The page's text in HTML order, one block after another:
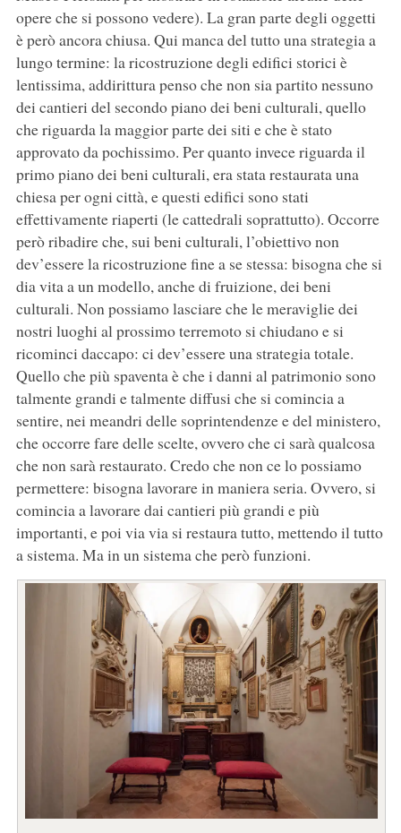
opere che si possono vedere). La gran parte degli oggetti
è però ancora chiusa. Qui manca del tutto una strategia a
lungo termine: la ricostruzione degli edifici storici è
lentissima, addirittura penso che non sia partito nessuno
dei cantieri del secondo piano dei beni culturali, quello
che riguarda la maggior parte dei siti e che è stato
approvato da pochissimo. Per quanto invece riguarda il
primo piano dei beni culturali, era stata restaurata una
chiesa per ogni città, e questi edifici sono stati
effettivamente riaperti (le cattedrali soprattutto). Occorre
però ribadire che, sui beni culturali, l’obiettivo non
dev’essere la ricostruzione fine a se stessa: bisogna che si
dia vita a un modello, anche di fruizione, dei beni
culturali. Non possiamo lasciare che le meraviglie dei
nostri luoghi al prossimo terremoto si chiudano e si
ricominci daccapo: ci dev’essere una strategia totale.
Quello che più spaventa è che i danni al patrimonio sono
talmente grandi e talmente diffusi che si comincia a
sentire, nei meandri delle soprintendenze e del ministero,
che occorre fare delle scelte, ovvero che ci sarà qualcosa
che non sarà restaurato. Credo che non ce lo possiamo
permettere: bisogna lavorare in maniera seria. Ovvero, si
comincia a lavorare dai cantieri più grandi e più
importanti, e poi via via si restaura tutto, mettendo il tutto
a sistema. Ma in un sistema che però funzioni.